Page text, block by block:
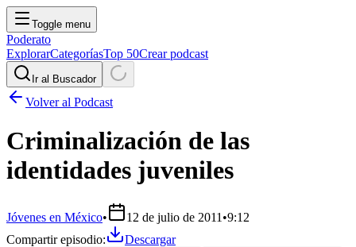
Toggle menu
Poderato
ExplorarCategoríasTop 50Crear podcast
Ir al Buscador
Volver al Podcast
Criminalización de las
identidades juveniles
Jóvenes en México• 12 de julio de 2011 •9:12
Compartir episodio:
Descargar